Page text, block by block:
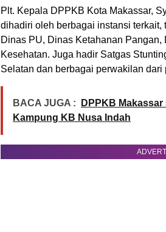
Plt. Kepala DPPKB Kota Makassar,
dihadiri oleh berbagai instansi
Dinas PU, Dinas Ketahanan
Kesehatan. Juga hadir Satgas
Selatan dan berbagai perwakilan dari
BACA JUGA :
DPPKB
Kampung KB Nusa Indah